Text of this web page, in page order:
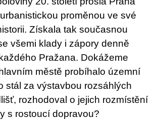
proměnou ve své
Získala tak současnou
všemi klady i zápory denně
Pražana. Dokážeme
městě probíhalo územní
stál za výstavbou rozsáhlých
rozhodoval o jejich rozmístění
s rostoucí dopravou?